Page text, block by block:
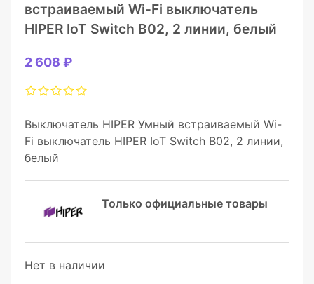
встраиваемый Wi-Fi выключатель
HIPER IoT Switch B02, 2 линии, белый
2 608 ₽
Выключатель HIPER Умный встраиваемый Wi-
Fi выключатель HIPER IoT Switch B02, 2 линии,
белый
Только официальные товары
Нет в наличии